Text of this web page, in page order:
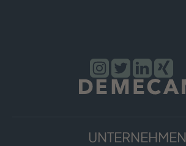
UNTERNEHMEN